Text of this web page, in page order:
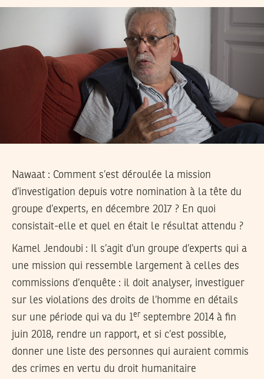
Nawaat : Comment s’est déroulée la mission
d’investigation depuis votre nomination à la tête du
groupe d’experts, en décembre 2017 ? En quoi
consistait-elle et quel en était le résultat attendu ?
Kamel Jendoubi : Il s’agit d’un groupe d’experts qui a
une mission qui ressemble largement à celles des
commissions d’enquête : il doit analyser, investiguer
sur les violations des droits de l’homme en détails
sur une période qui va du 1er septembre 2014 à fin
juin 2018, rendre un rapport, et si c’est possible,
donner une liste des personnes qui auraient commis
des crimes en vertu du droit humanitaire